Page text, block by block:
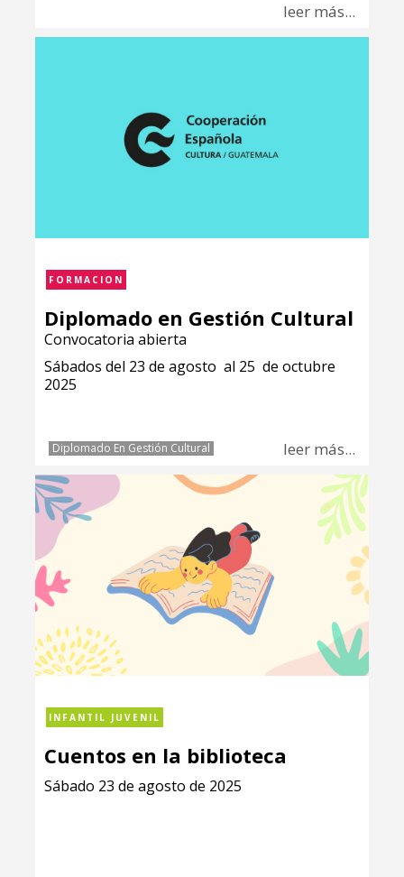
leer más...
FORMACION
Diplomado en Gestión Cultural
Convocatoria abierta
Sábados del 23 de agosto al 25 de octubre
2025
Diplomado En Gestión Cultural leer más...
INFANTIL JUVENIL
Cuentos en la biblioteca
Sábado 23 de agosto de 2025